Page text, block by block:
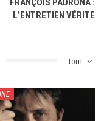
FRANÇOIS PADRONA :
L’ENTRETIEN VÉRITE
Tout